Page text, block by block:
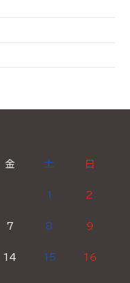
金 土 日
1 2
7 8 9
14 15 16